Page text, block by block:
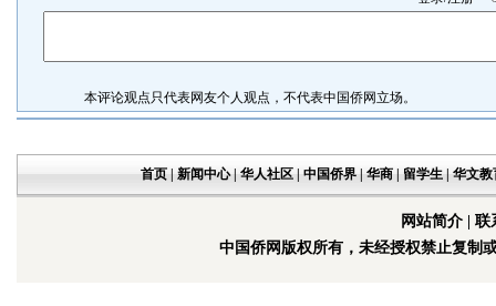
本评论观点只代表网友个人观点，不代表中国侨网立场。
首页| 新闻中心| 华人社区| 中国侨界| 华商| 留学生| 华文教
网站简介| 联
中国侨网版权所有，未经授权禁止复制